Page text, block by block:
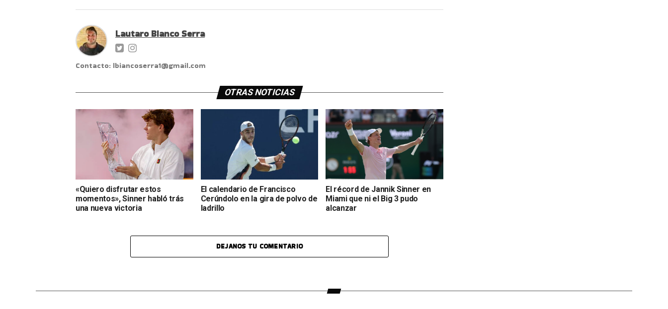
Lautaro Bianco Serra
Contacto: lbiancoserra1@gmail.com
OTRAS NOTICIAS
«Quiero disfrutar estos
momentos», Sinner habló trás
una nueva victoria
El calendario de Francisco
Cerúndolo en la gira de polvo de
ladrillo
El récord de Jannik Sinner en
Miami que ni el Big 3 pudo
alcanzar
DEJANOS TU COMENTARIO